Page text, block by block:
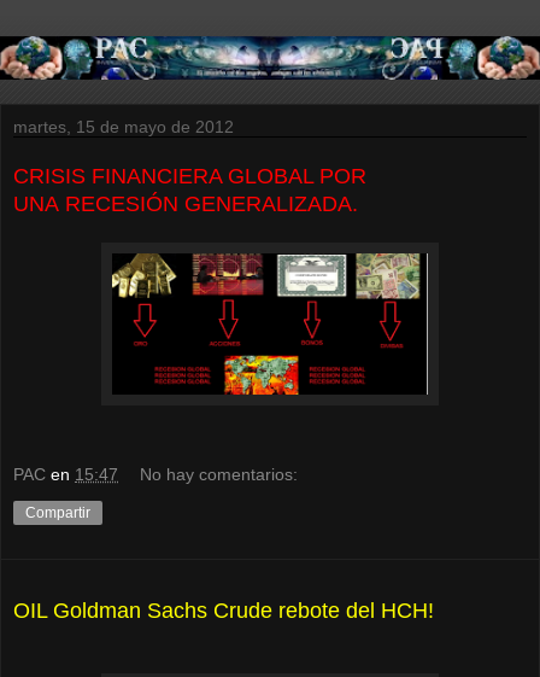
martes, 15 de mayo de 2012
CRISIS FINANCIERA GLOBAL POR
UNA RECESIÓN GENERALIZADA.
PAC en 15:47 No hay comentarios:
Compartir
OIL Goldman Sachs Crude rebote del HCH!